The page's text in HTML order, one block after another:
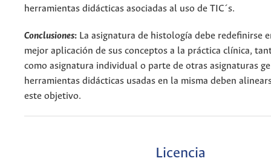
herramientas didácticas asociadas al uso de TIC´s.
Conclusiones: La asignatura de histología debe redefinirse
mejor aplicación de sus conceptos a la práctica clínica,
como asignatura individual o parte de otras asignaturas
herramientas didácticas usadas en la misma deben
este objetivo.
Licencia